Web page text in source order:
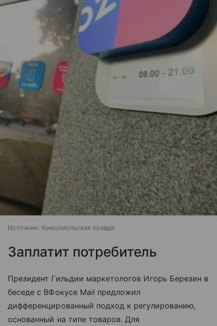
Источник: Комсомольская правда
Заплатит потребитель
Президент Гильдии маркетологов Игорь Березин в
беседе с ВФокусе Mail предложил
дифференцированный подход к регулированию,
основанный на типе товаров. Для